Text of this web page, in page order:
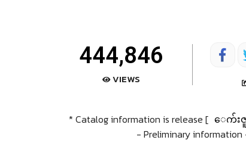
444,846
VIEWS
* Catalog information is release [ ေက်းဇူ
- Preliminary information